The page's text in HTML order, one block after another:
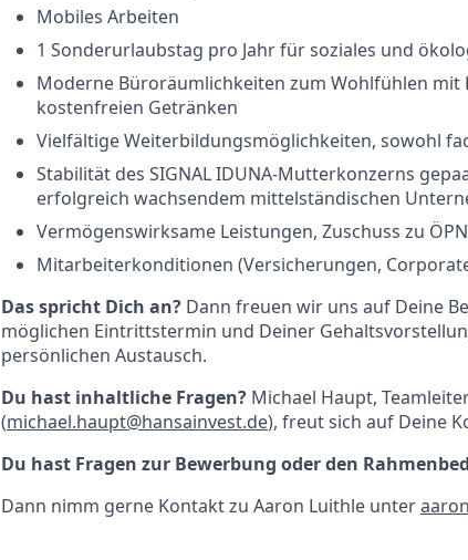
Mobiles Arbeiten
1 Sonderurlaubstag pro Jahr für soziales und
Moderne Büroräumlichkeiten zum Wohlfühlen mit
kostenfreien Getränken
Vielfältige Weiterbildungsmöglichkeiten, sowohl
Stabilität des SIGNAL IDUNA-Mutterkonzerns
erfolgreich wachsendem mittelständischen
Vermögenswirksame Leistungen, Zuschuss zu
Mitarbeiterkonditionen (Versicherungen,
Das spricht Dich an? Dann freuen wir uns auf Deine
möglichen Eintrittstermin und Deiner
persönlichen Austausch.
Du hast inhaltliche Fragen? Michael Haupt,
(michael.haupt@hansainvest.de), freut sich auf Deine
Du hast Fragen zur Bewerbung oder den
Dann nimm gerne Kontakt zu Aaron Luithle unter